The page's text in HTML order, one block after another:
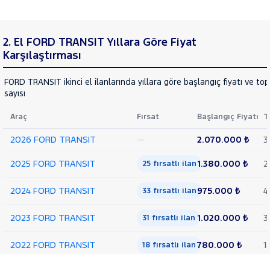
16+1
Minibüs
Tek
Teker
Minibüs
Çift
Arka
KAMYONET
KASALI
300
2. El FORD TRANSIT Yıllara Göre Fiyat
Karşılaştırması
FORD TRANSIT ikinci el ilanlarında yıllara göre başlangıç fiyatı ve
sayısı
Araç Fırsat Başlangıç Fiyatı
2026 FORD TRANSIT — 2.070.000 ₺ 3
2025 FORD TRANSIT 25 fırsatlı ilan1.380.000 ₺
2024 FORD TRANSIT 33 fırsatlı ilan975.000 ₺ 41
2023 FORD TRANSIT 31 fırsatlı ilan 1.020.000 ₺
2022 FORD TRANSIT 18 fırsatlı ilan780.000 ₺